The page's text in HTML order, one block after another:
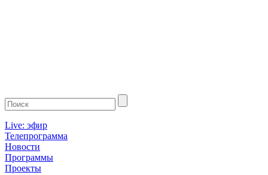
Live: эфир
Телепрограмма
Новости
Программы
Проекты